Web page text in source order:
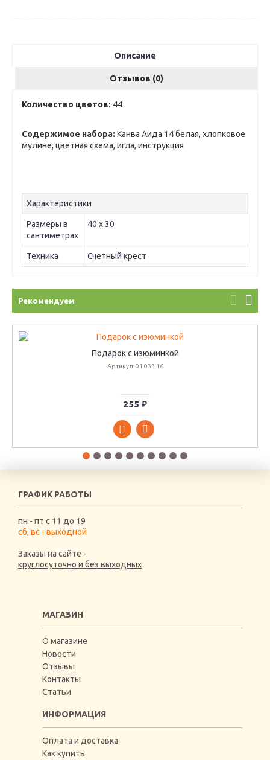
Описание
Отзывов (0)
Количество цветов: 44
Содержимое набора: Канва Аида 14 белая, хлопковое
мулине, цветная схема, игла, инструкция
Характеристики
Размеры в
сантиметрах
40 х 30
Техника Счетный крест
Рекомендуем
Подарок с изюминкой
Артикул: 01.033.16
255 ₽
ГРАФИК РАБОТЫ
пн - пт с 11 до 19
сб, вс - выходной
Заказы на сайте -
круглосуточно и без выходных
МАГАЗИН
О магазине
Новости
Отзывы
Контакты
Статьи
ИНФОРМАЦИЯ
Оплата и доставка
Как купить